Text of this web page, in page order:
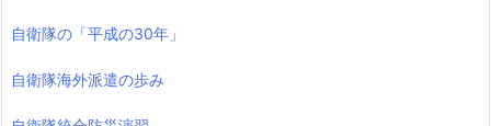
自衛隊の「平成の30年」
自衛隊海外派遣の歩み